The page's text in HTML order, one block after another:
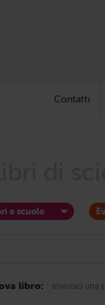
Contatti
e scuole
libro: